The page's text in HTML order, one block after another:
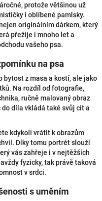
protože většinou už
i oblíbené pamlsky.
originálním dárkem, který
přežije i mnoho let a
vašeho psa.
na psa
bytost z masa a kostí, ale jako
Na rozdíl od fotografie,
ručně malovaný obraz
díla vkládá také svůj cit a
kdykoli vrátit k obrazům
Díky tomu portrét slouží
vás zahřeje i v nejtěžších
fyzicky, tak právě taková
v srdci.
s uměním